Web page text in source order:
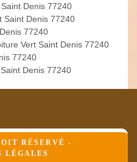
Denis 77240
Saint Denis 77240
77240
Vert Saint Denis 77240
77240
Denis 77240
RÉSERVÉ -
LÉGALES